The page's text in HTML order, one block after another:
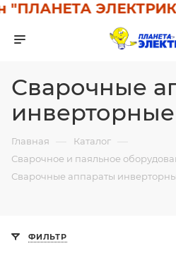
ЭЛЕКТРИКА"
Сварочные
инверторные
Главная — Каталог —
Сварочное и паяльное
Сварочные аппараты
ФИЛЬТР